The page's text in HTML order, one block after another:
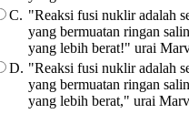
C. "Reaksi fusi nuklir adalah
yang bermuatan ringan
yang lebih berat!" urai
D. "Reaksi fusi nuklir adalah
yang bermuatan ringan
yang lebih berat," urai